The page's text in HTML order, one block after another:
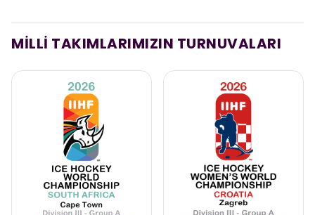
MİLLİ TAKIMLARIMIZIN TURNUVALARI